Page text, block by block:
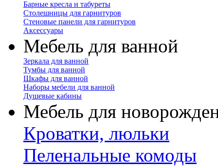
Барные кресла и табуреты
Столешницы для гарнитуров
Стеновые панели для гарнитуров
Аксессуары
Мебель для ванной
Зеркала для ванной
Тумбы для ванной
Шкафы для ванной
Наборы мебели для ванной
Душевые кабины
Мебель для
Кроватки, люльки
Пеленальные комоды